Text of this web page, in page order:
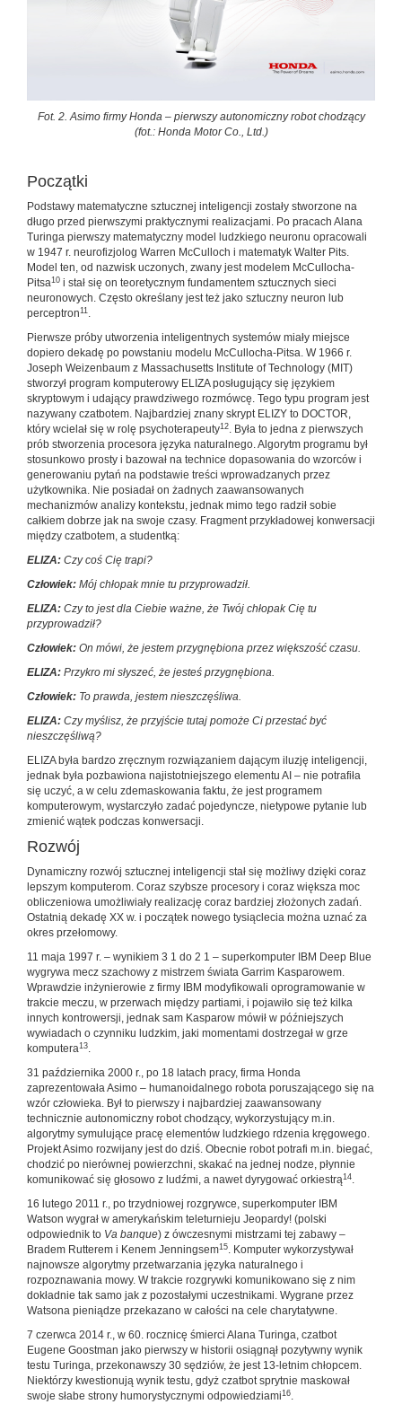
Fot. 2. Asimo firmy Honda – pierwszy autonomiczny robot chodzący
(fot.: Honda Motor Co., Ltd.)
Początki
Podstawy matematyczne sztucznej inteligencji zostały stworzone na
długo przed pierwszymi praktycznymi realizacjami. Po pracach Alana
Turinga pierwszy matematyczny model ludzkiego neuronu opracowali
w 1947 r. neurofizjolog Warren McCulloch i matematyk Walter Pits.
Model ten, od nazwisk uczonych, zwany jest modelem McCullocha-
Pitsa10 i stał się on teoretycznym fundamentem sztucznych sieci
neuronowych. Często określany jest też jako sztuczny neuron lub
perceptron 11 .
Pierwsze próby utworzenia inteligentnych systemów miały miejsce
dopiero dekadę po powstaniu modelu McCullocha-Pitsa. W 1966 r.
Joseph Weizenbaum z Massachusetts Institute of Technology (MIT)
stworzył program komputerowy ELIZA posługujący się językiem
skryptowym i udający prawdziwego rozmówcę. Tego typu program jest
nazywany czatbotem. Najbardziej znany skrypt ELIZY to DOCTOR,
który wcielał się w rolę psychoterapeuty12. Była to jedna z pierwszych
prób stworzenia procesora języka naturalnego. Algorytm programu był
stosunkowo prosty i bazował na technice dopasowania do wzorców i
generowaniu pytań na podstawie treści wprowadzanych przez
użytkownika. Nie posiadał on żadnych zaawansowanych
mechanizmów analizy kontekstu, jednak mimo tego radził sobie
całkiem dobrze jak na swoje czasy. Fragment przykładowej konwersacji
między czatbotem, a studentką:
ELIZA: Czy coś Cię trapi?
Człowiek: Mój chłopak mnie tu przyprowadził.
ELIZA: Czy to jest dla Ciebie ważne, że Twój chłopak Cię tu
przyprowadził?
Człowiek: On mówi, że jestem przygnębiona przez większość czasu.
ELIZA: Przykro mi słyszeć, że jesteś przygnębiona.
Człowiek: To prawda, jestem nieszczęśliwa.
ELIZA: Czy myślisz, że przyjście tutaj pomoże Ci przestać być
nieszczęśliwą?
ELIZA była bardzo zręcznym rozwiązaniem dającym iluzję inteligencji,
jednak była pozbawiona najistotniejszego elementu AI – nie potrafiła
się uczyć, a w celu zdemaskowania faktu, że jest programem
komputerowym, wystarczyło zadać pojedyncze, nietypowe pytanie lub
zmienić wątek podczas konwersacji.
Rozwój
Dynamiczny rozwój sztucznej inteligencji stał się możliwy dzięki coraz
lepszym komputerom. Coraz szybsze procesory i coraz większa moc
obliczeniowa umożliwiały realizację coraz bardziej złożonych zadań.
Ostatnią dekadę XX w. i początek nowego tysiąclecia można uznać za
okres przełomowy.
11 maja 1997 r. – wynikiem 3 1 do 2 1 – superkomputer IBM Deep Blue
wygrywa mecz szachowy z mistrzem świata Garrim Kasparowem.
Wprawdzie inżynierowie z firmy IBM modyfikowali oprogramowanie w
trakcie meczu, w przerwach między partiami, i pojawiło się też kilka
innych kontrowersji, jednak sam Kasparow mówił w późniejszych
wywiadach o czynniku ludzkim, jaki momentami dostrzegał w grze
komputera13.
31 października 2000 r., po 18 latach pracy, firma Honda
zaprezentowała Asimo – humanoidalnego robota poruszającego się na
wzór człowieka. Był to pierwszy i najbardziej zaawansowany
technicznie autonomiczny robot chodzący, wykorzystujący m.in.
algorytmy symulujące pracę elementów ludzkiego rdzenia kręgowego.
Projekt Asimo rozwijany jest do dziś. Obecnie robot potrafi m.in. biegać,
chodzić po nierównej powierzchni, skakać na jednej nodze, płynnie
komunikować się głosowo z ludźmi, a nawet dyrygować orkiestrą14.
16 lutego 2011 r., po trzydniowej rozgrywce, superkomputer IBM
Watson wygrał w amerykańskim teleturnieju Jeopardy! (polski
odpowiednik to Va banque) z ówczesnymi mistrzami tej zabawy –
Bradem Rutterem i Kenem Jenningsem15. Komputer wykorzystywał
najnowsze algorytmy przetwarzania języka naturalnego i
rozpoznawania mowy. W trakcie rozgrywki komunikowano się z nim
dokładnie tak samo jak z pozostałymi uczestnikami. Wygrane przez
Watsona pieniądze przekazano w całości na cele charytatywne.
7 czerwca 2014 r., w 60. rocznicę śmierci Alana Turinga, czatbot
Eugene Goostman jako pierwszy w historii osiągnął pozytywny wynik
testu Turinga, przekonawszy 30 sędziów, że jest 13-letnim chłopcem.
Niektórzy kwestionują wynik testu, gdyż czatbot sprytnie maskował
swoje słabe strony humorystycznymi odpowiedziami 16.